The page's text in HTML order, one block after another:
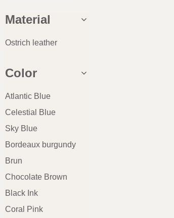
Material
Ostrich leather
Color
Atlantic Blue
Celestial Blue
Sky Blue
Bordeaux burgundy
Brun
Chocolate Brown
Black Ink
Coral Pink